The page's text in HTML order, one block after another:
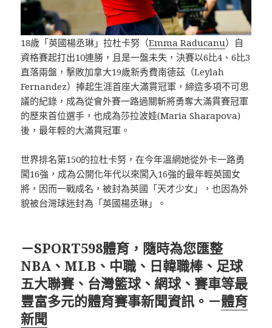
18歲「英國楊丞琳」拉杜卡努（Emma Raducanu）自
資格賽起打出10連勝，且是一盤未失，決賽以6比4、6比3
直落兩盤，擊敗加拿大19歲新秀費南德茲（Leylah
Fernandez）捧起生涯首座大滿貫冠軍，締造多項不可思
議的紀錄，成為從會外賽一路過關斬將勇奪大滿貫賽冠軍
的歷來首位選手，也成為莎拉波娃(Maria Sharapova)
後，最年輕的大滿貫冠軍。
世界排名第150的拉杜卡努，在今年溫網她從外卡一路勇
闖16強，成為公開化年代以來闖入16強的最年輕英國女
將，因而一戰成名，被封為英國「天才少女」，也因為外
貌被台灣球迷封為「英國楊丞琳」。
－SPORT598體育，隨時為您匯整
NBA、MLB、中職、日韓職棒、足球
五大聯賽、台灣籃球、網球、賽車等最
豐富多元的體育賽事新聞資訊。－體育
新聞